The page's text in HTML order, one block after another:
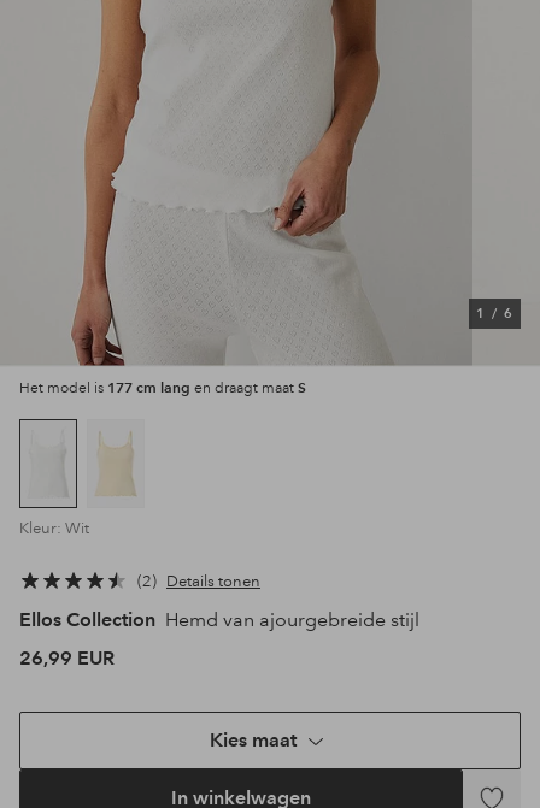
1 / 6
Het model is 177 cm lang en draagt maat S
Kleur: Wit
2 Details tonen
Ellos Collection Hemd van ajourgebreide stijl
26,99 EUR
Kies maat
In winkelwagen